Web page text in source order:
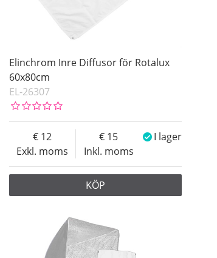
Elinchrom Inre Diffusor för Rotalux
60x80cm
EL-26307
Exkl. moms
12
Inkl. moms
15 I lager
KÖP